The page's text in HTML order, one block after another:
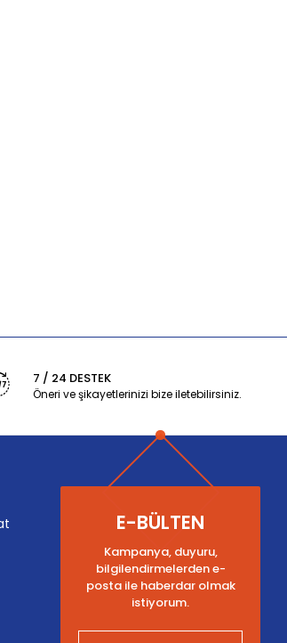
7 / 24 DESTEK
Öneri ve şikayetlerinizi bize iletebilirsiniz.
E-BÜLTEN
Kampanya, duyuru,
bilgilendirmelerden e-
posta ile haberdar olmak
istiyorum.